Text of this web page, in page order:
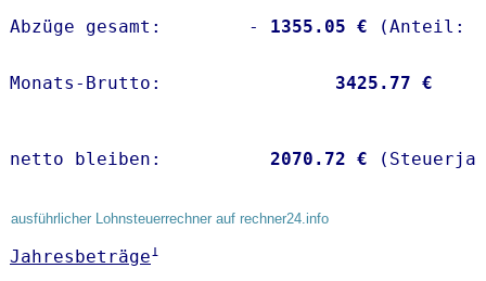
Abzüge gesamt:        -
1355.05 €
Monats-Brutto: 3425.77 €
netto bleiben: 2070.72 €
ausführlicher Lohnsteuerrechner auf rechner24.info
Jahresbeträge1